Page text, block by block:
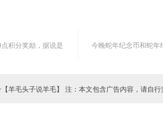
积分奖励，据说是
今晚蛇年纪念币和蛇
羊毛头子说羊毛】 注：本文包含广告内容，请自行